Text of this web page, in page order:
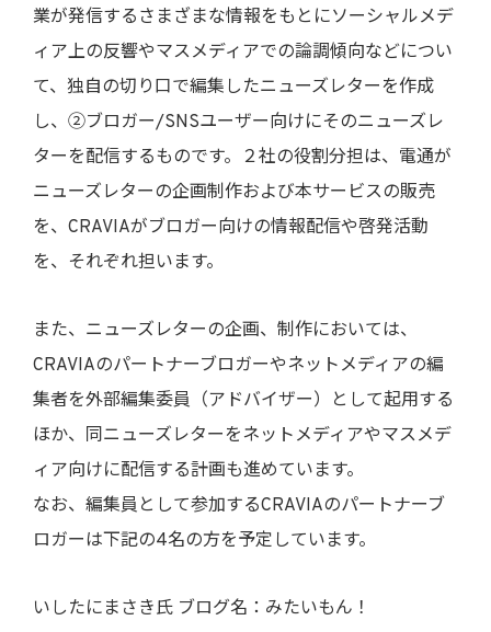
業が発信するさまざまな情報をもとにソーシャルメデ
ィア上の反響やマスメディアでの論調傾向などについ
て、独自の切り口で編集したニューズレターを作成
し、②ブロガー/SNSユーザー向けにそのニューズレ
ターを配信するものです。２社の役割分担は、電通が
ニューズレターの企画制作および本サービスの販売
を、CRAVIAがブロガー向けの情報配信や啓発活動
を、それぞれ担います。
また、ニューズレターの企画、制作においては、
CRAVIAのパートナーブロガーやネットメディアの編
集者を外部編集委員（アドバイザー）として起用する
ほか、同ニューズレターをネットメディアやマスメデ
ィア向けに配信する計画も進めています。
なお、編集員として参加するCRAVIAのパートナーブ
ロガーは下記の4名の方を予定しています。
いしたにまさき氏 ブログ名：みたいもん！